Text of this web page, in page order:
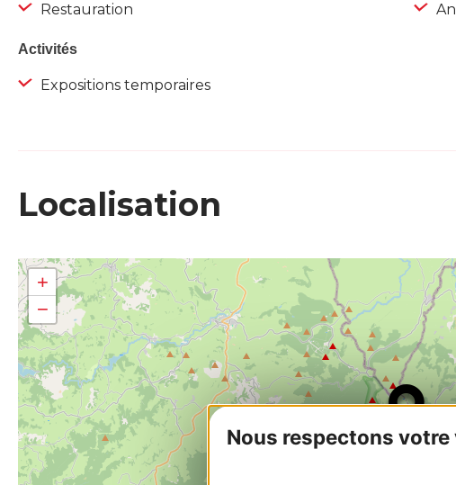
Nous respectons votre
Restauration
Activités
Expositions temporaires
Localisation
+
−